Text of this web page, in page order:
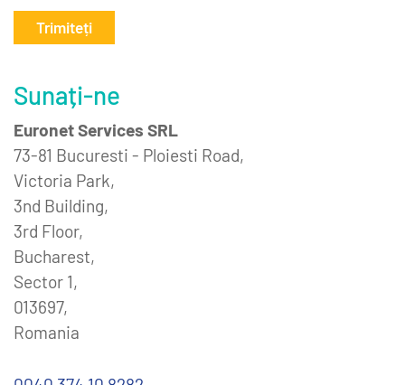
Trimiteți
Sunați-ne
Euronet Services SRL
73-81 Bucuresti - Ploiesti Road,
Victoria Park,
3nd Building,
3rd Floor,
Bucharest,
Sector 1,
013697,
Romania